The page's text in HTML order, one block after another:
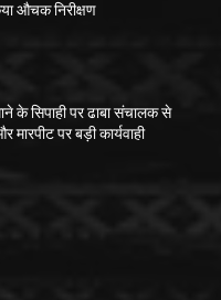
औचक निरीक्षण
के सिपाही पर ढाबा संचालक से
पर बड़ी कार्यवाही